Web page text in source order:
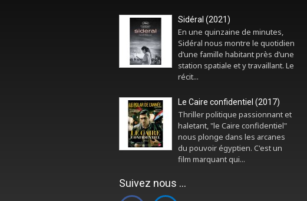
Sidéral (2021)
En une quinzaine de minutes,
Sidéral nous montre le quotidien
d’une famille habitant près d’une
station spatiale et y travaillant. Le
récit...
Le Caire confidentiel (2017)
Thriller politique passionnant et
haletant, "le Caire confidentiel"
nous plonge dans les arcanes
du pouvoir égyptien. C'est un
film marquant qui...
Suivez nous ...